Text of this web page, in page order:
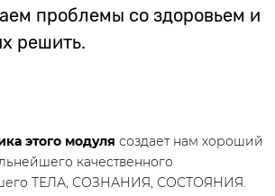
проблемы со здоровьем и
решить.
этого модуля создает нам хороший
качественного
ТЕЛА, СОЗНАНИЯ, СОСТОЯНИЯ.